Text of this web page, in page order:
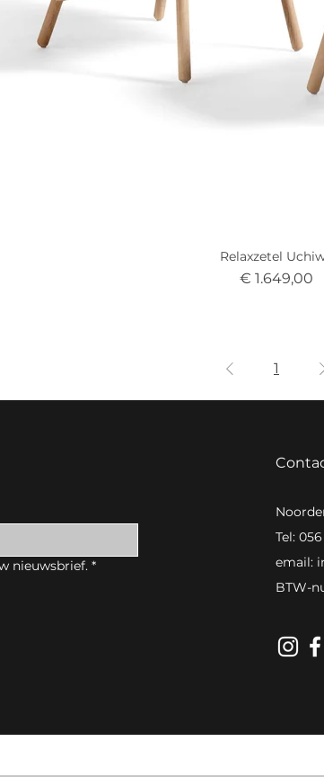
Relaxzetel
Prijs
€ 1.649,00
1
nieuwsbrief. *
Tel:
email:
BTW-